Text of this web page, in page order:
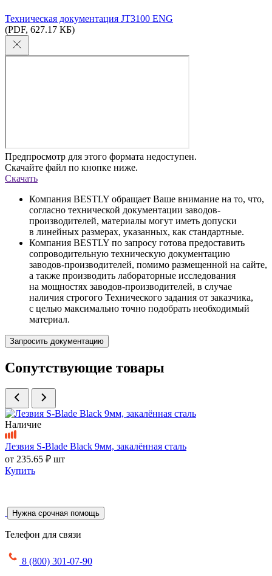
Техническая документация JT3100 ENG
(PDF, 627.17 КБ)
Предпросмотр для этого формата недоступен.
Скачайте файл по кнопке ниже.
Скачать
Компания BESTLY обращает Ваше внимание на то, что,
согласно технической документации заводов-
производителей, материалы могут иметь допуски
в линейных размерах, указанных, как стандартные.
Компания BESTLY по запросу готова предоставить
сопроводительную техническую документацию
заводов-производителей, помимо размещенной на сайте,
а также производить лабораторные исследования
на мощностях заводов-производителей, в случае
наличия строгого Технического задания от заказчика,
с целью максимально точно подобрать необходимый
материал.
Запросить документацию
Сопутствующие товары
Наличие
Лезвия S-Blade Black 9мм, закалённая сталь
от 235.65 ₽ шт
Купить
Нужна срочная помощь
Телефон для связи
8 (800) 301-07-90